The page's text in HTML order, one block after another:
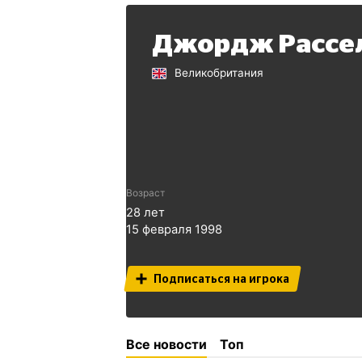
Джордж
Великобритания
Возраст
28 лет
15 февраля 1998
Подписаться на игрока
Все новости Топ